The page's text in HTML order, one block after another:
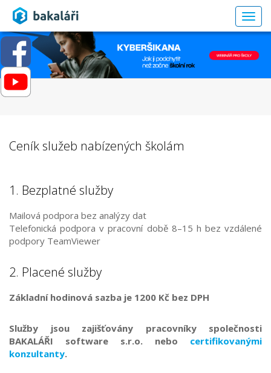
Ceník služeb nabízených školám
1. Bezplatné služby
Mailová podpora bez analýzy dat
Telefonická podpora v pracovní době 8–15 h bez vzdálené
podpory TeamViewer
2. Placené služby
Základní hodinová sazba je 1200 Kč bez DPH
Služby jsou zajišťovány pracovníky společnosti
BAKALÁŘI software s.r.o. nebo certifikovanými
konzultanty.